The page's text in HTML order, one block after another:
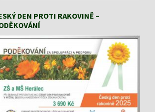
DEN PROTI RAKOVINĚ –